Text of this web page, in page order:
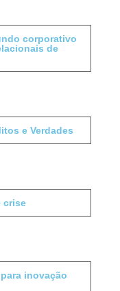
corporativo
de
e Verdades
crise
inovação